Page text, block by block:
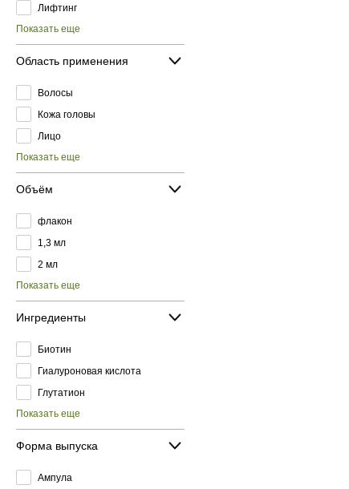
Лифтинг
Показать еще
Область применения
Волосы
Кожа головы
Лицо
Показать еще
Объём
флакон
1,3 мл
2 мл
Показать еще
Ингредиенты
Биотин
Гиалуроновая кислота
Глутатион
Показать еще
Форма выпуска
Ампула